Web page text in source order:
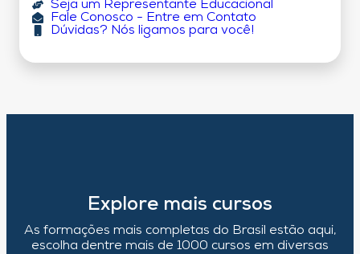
Seja um Representante Educacional
Fale Conosco - Entre em Contato
Dúvidas? Nós ligamos para você!
Explore mais cursos
As formações mais completas do Brasil estão aqui,
escolha dentre mais de 1000 cursos em diversas